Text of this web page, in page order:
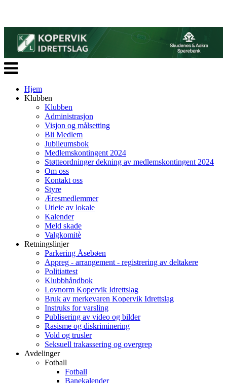
Veksle
navigasjon
Hjem
Klubben
Klubben
Administrasjon
Visjon og målsetting
Bli Medlem
Jubileumsbok
Medlemskontingent 2024
Støtteordninger dekning av medlemskontingent 2024
Om oss
Kontakt oss
Styre
Æresmedlemmer
Utleie av lokale
Kalender
Meld skade
Valgkomitè
Retningslinjer
Parkering Åsebøen
Appreg - arrangement - registrering av deltakere
Politiattest
Klubbhåndbok
Lovnorm Kopervik Idrettslag
Bruk av merkevaren Kopervik Idrettslag
Instruks for varsling
Publisering av video og bilder
Rasisme og diskriminering
Vold og trusler
Seksuell trakassering og overgrep
Avdelinger
Fotball
Fotball
Banekalender